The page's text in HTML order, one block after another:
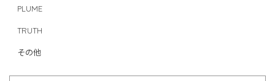
PLUME
TRUTH
その他